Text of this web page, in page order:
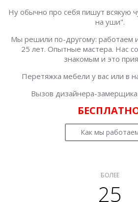
Ну обычно про себя пишут всякую
на уши".
Мы решили по-другому: работаем
25 лет. Опытные мастера. Нас
знакомым и это
Перетяжка мебели у вас или в
Вызов дизайнера-
Как мы
БОЛЕЕ
25